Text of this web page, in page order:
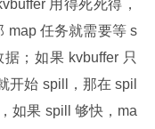
用得死死得，
map 任务就需要等 s
；如果 kvbuffer 只
开始 spill，那在 spil
如果 spill 够快，ma